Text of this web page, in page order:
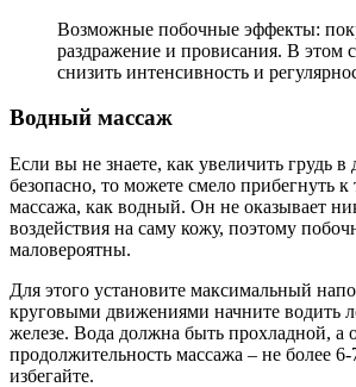
Возможные побочные эффекты:
раздражение и провисания. В этом
снизить интенсивность и
Водный массаж
Если вы не знаете, как увеличить грудь
безопасно, то можете смело прибегнуть к
массажа, как водный. Он не оказывает
воздействия на саму кожу, поэтому
маловероятны.
Для этого установите максимальный
круговыми движениями начните водить
железе. Вода должна быть прохладной, а
продолжительность массажа – не более
избегайте.